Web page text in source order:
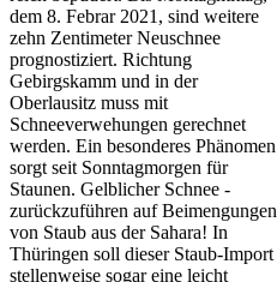
dem 8. Febrar 2021, sind weitere
zehn Zentimeter Neuschnee
prognostiziert. Richtung
Gebirgskamm und in der
Oberlausitz muss mit
Schneeverwehungen gerechnet
werden. Ein besonderes Phänomen
sorgt seit Sonntagmorgen für
Staunen. Gelblicher Schnee -
zurückzuführen auf Beimengungen
von Staub aus der Sahara! In
Thüringen soll dieser Staub-Import
stellenweise sogar eine leicht